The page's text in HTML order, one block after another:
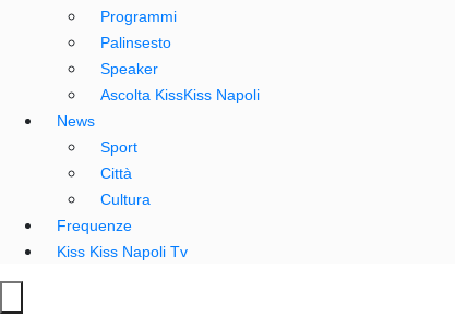
Programmi
Palinsesto
Speaker
Ascolta KissKiss Napoli
News
Sport
Città
Cultura
Frequenze
Kiss Kiss Napoli Tv